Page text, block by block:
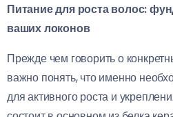
Питание для роста волос:
ваших локонов
Прежде чем говорить о
важно понять, что именно
для активного роста и